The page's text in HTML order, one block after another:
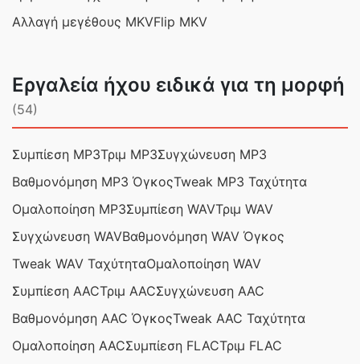
Αλλαγή μεγέθους MKVFlip MKV
Εργαλεία ήχου ειδικά για τη μορφή
(54)
Συμπίεση MP3Τριμ MP3Συγχώνευση MP3
Βαθμονόμηση MP3 ΌγκοςTweak MP3 Ταχύτητα
Ομαλοποίηση MP3Συμπίεση WAVΤριμ WAV
Συγχώνευση WAVΒαθμονόμηση WAV Όγκος
Tweak WAV ΤαχύτηταΟμαλοποίηση WAV
Συμπίεση AACΤριμ AACΣυγχώνευση AAC
Βαθμονόμηση AAC ΌγκοςTweak AAC Ταχύτητα
Ομαλοποίηση AACΣυμπίεση FLACΤριμ FLAC